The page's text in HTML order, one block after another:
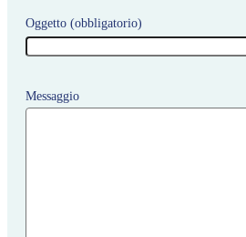
Oggetto (obbligatorio)
Messaggio